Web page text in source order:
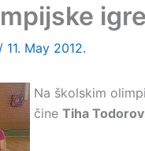
/ 11. May 2012.
Na školskim
čine Tiha